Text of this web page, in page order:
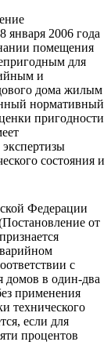
января 2006 года
помещения
для
и
дома жилым
нормативный
пригодности
состояния и
Федерации
от
с
домов в один-два
применения
технического
если для
процентов